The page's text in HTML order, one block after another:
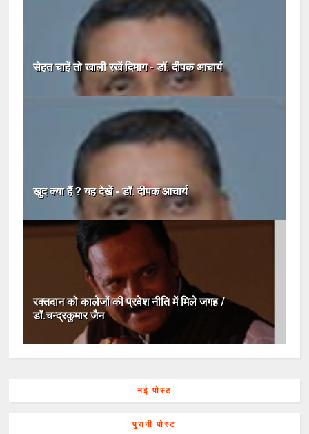
सेहत चाहें तो खाली रखें दिमाग - डॉ. दीपक आचार्य
खुद क्या हैं ? यह देखें - डॉ. दीपक आचार्य
रक्तदान को कालेजों की प्रवेश नीति में मिले जगह /
डॉ.चन्द्रकुमार जैन
नई पोस्ट
पुरानी पोस्ट